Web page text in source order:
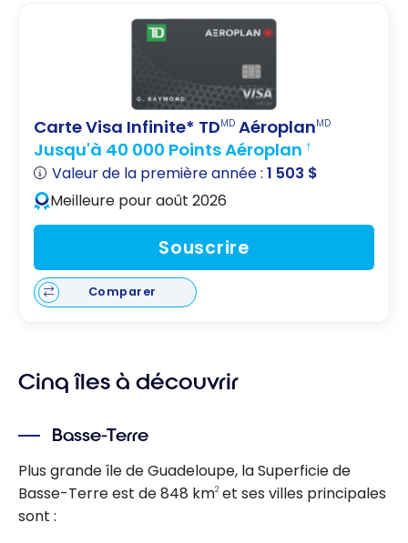
Carte Visa Infinite* TDMD AéroplanMD
Jusqu'à 40 000 Points Aéroplan †
Valeur de la première année :1 503 $
Meilleure pour août 2026
Souscrire
Comparer
Cinq îles à découvrir
Basse-Terre
Plus grande île de Guadeloupe, la Superficie de
Basse-Terre est de 848 km2 et ses villes principales
sont :